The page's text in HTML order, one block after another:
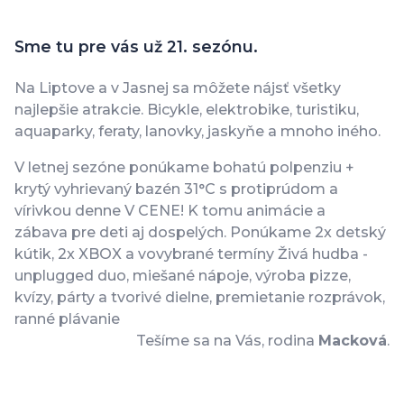
Sme tu pre vás už 21. sezónu.
Na Liptove a v Jasnej sa môžete nájsť všetky
najlepšie atrakcie. Bicykle, elektrobike, turistiku,
aquaparky, feraty, lanovky, jaskyňe a mnoho iného.
V letnej sezóne ponúkame bohatú polpenziu +
krytý vyhrievaný bazén 31°C s protiprúdom a
vírivkou denne V CENE! K tomu animácie a
zábava pre deti aj dospelých. Ponúkame 2x detský
kútik, 2x XBOX a vovybrané termíny Živá hudba -
unplugged duo, miešané nápoje, výroba pizze,
kvízy, párty a tvorivé dielne, premietanie rozprávok,
ranné plávanie
Tešíme sa na Vás, rodina Macková.